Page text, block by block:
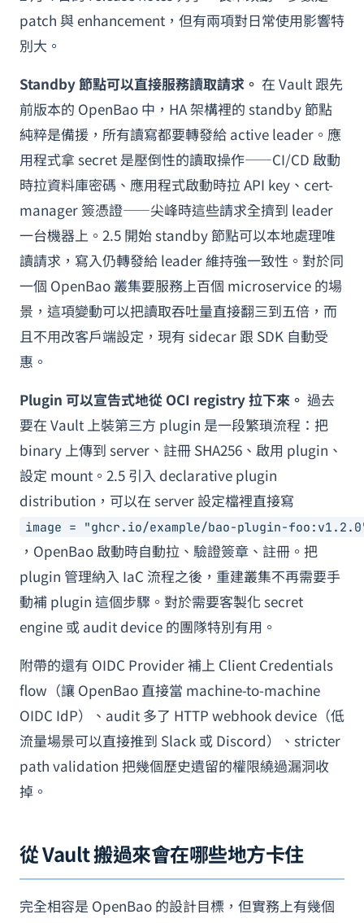
patch 與 enhancement，但有兩項對日常使用影響特
別大。
Standby 節點可以直接服務讀取請求。 在 Vault 跟先
前版本的 OpenBao 中，HA 架構裡的 standby 節點
純粹是備援，所有讀寫都要轉發給 active leader。應
用程式拿 secret 是壓倒性的讀取操作——CI/CD 啟動
時拉資料庫密碼、應用程式啟動時拉 API key、cert-
manager 簽憑證——尖峰時這些請求全擠到 leader
一台機器上。2.5 開始 standby 節點可以本地處理唯
讀請求，寫入仍轉發給 leader 維持強一致性。對於同
一個 OpenBao 叢集要服務上百個 microservice 的場
景，這項變動可以把讀取吞吐量直接翻三到五倍，而
且不用改客戶端設定，現有 sidecar 跟 SDK 自動受
惠。
Plugin 可以宣告式地從 OCI registry 拉下來。 過去
要在 Vault 上裝第三方 plugin 是一段繁瑣流程：把
binary 上傳到 server、註冊 SHA256、啟用 plugin、
設定 mount。2.5 引入 declarative plugin
distribution，可以在 server 設定檔裡直接寫
image = "ghcr.io/example/bao-plugin-
，OpenBao 啟動時自動拉、驗證簽章、註冊。把
plugin 管理納入 IaC 流程之後，重建叢集不再需要手
動補 plugin 這個步驟。對於需要客製化 secret
engine 或 audit device 的團隊特別有用。
附帶的還有 OIDC Provider 補上 Client Credentials
flow（讓 OpenBao 直接當 machine-to-machine
OIDC IdP）、audit 多了 HTTP webhook device（低
流量場景可以直接推到 Slack 或 Discord）、stricter
path validation 把幾個歷史遺留的權限繞過漏洞收
掉。
從 Vault 搬過來會在哪些地方卡住
完全相容是 OpenBao 的設計目標，但實務上有幾個